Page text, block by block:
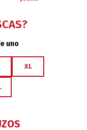
uno
XL